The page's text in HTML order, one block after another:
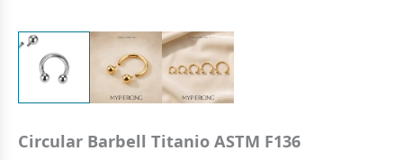
Circular Barbell Titanio ASTM F136